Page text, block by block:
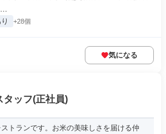
+28個
気になる
タッフ(正社員)
トランです。お米の美味しさを届ける仲